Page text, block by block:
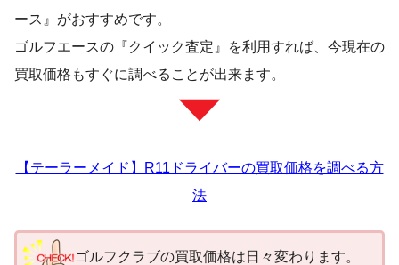
ース』がおすすめです。
ゴルフエースの『クイック査定』を利用すれば、今現在の
買取価格もすぐに調べることが出来ます。
【テーラーメイド】R11ドライバーの買取価格を調べる方
法
ゴルフクラブの買取価格は日々変わります。